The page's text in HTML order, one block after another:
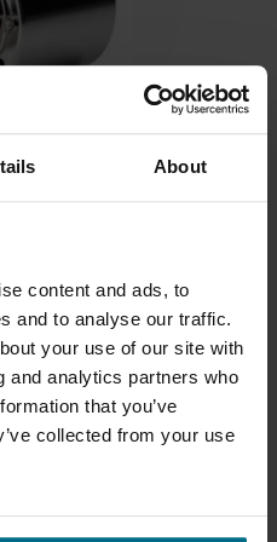
About
content and ads, to
and to analyse our traffic.
your use of our site with
and analytics partners who
that you’ve
collected from your use
MODEL GB
6,4 l/min